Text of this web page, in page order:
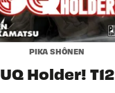
PIKA SHÔNEN
UQ Holder! T12